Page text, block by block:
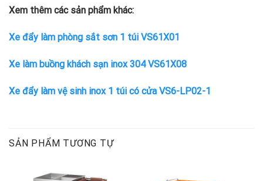
Xem thêm các sản phẩm khác:
Xe đẩy làm phòng sắt sơn 1 túi VS61X01
Xe làm buồng khách sạn inox 304 VS61X08
Xe đẩy làm vệ sinh inox 1 túi có cửa VS6-LP02-1
SẢN PHẨM TƯƠNG TỰ